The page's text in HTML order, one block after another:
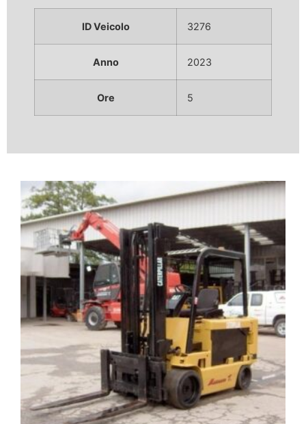
ID Veicolo 3276
Anno 2023
Ore 5